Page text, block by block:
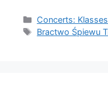
Catégories
Concerts:
Étiquettes
Bractwo Śpiewu